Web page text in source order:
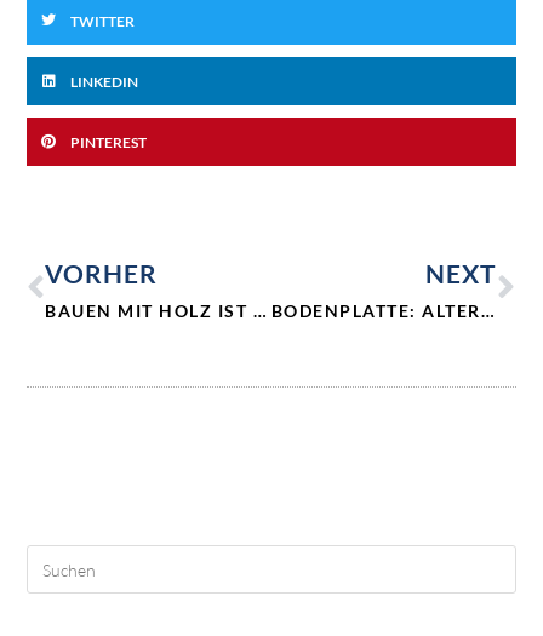
TWITTER
LINKEDIN
PINTEREST
VORHER
BAUEN MIT HOLZ IST AKTIVER KLIMASCHUTZ
NEXT
BODENPLATTE: ALTERNATIVEN ZUM BETON